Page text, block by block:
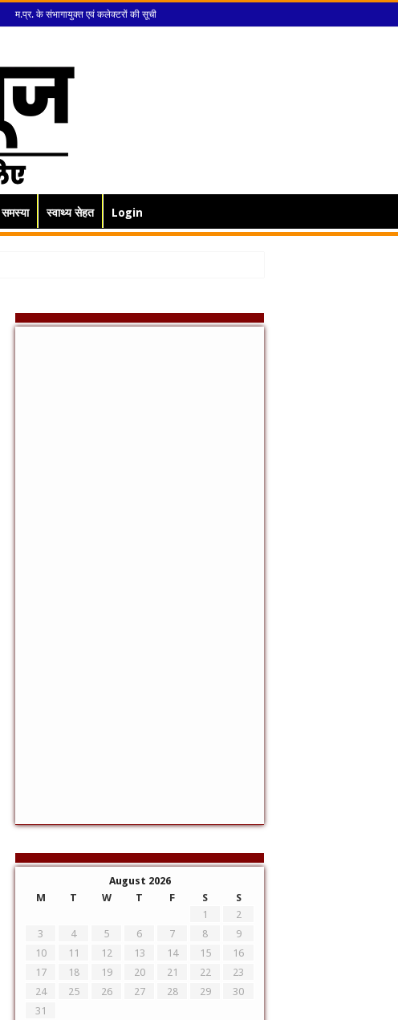
म.प्र. के संभागायुक्त एवं कलेक्टरों की सूची
समस्या स्वाथ्य सेहत Login
August 2026
M
T W T F S
S
1
2
3
4 5 6 7 8
9
10
11 12 13 14 15
16
17
18 19 20 21 22
23
24
25 26 27 28 29
30
31